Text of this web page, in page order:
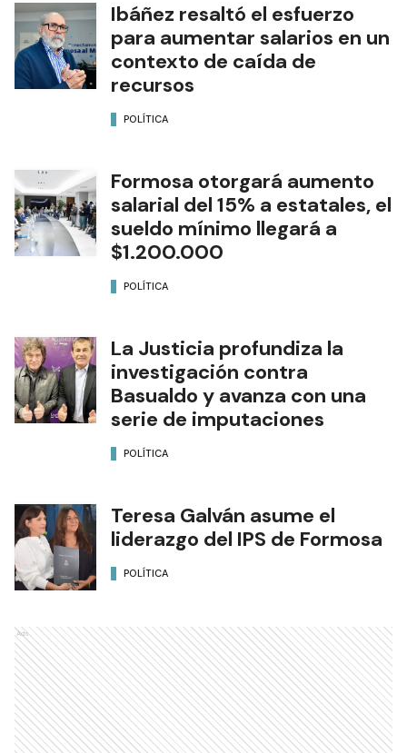
Ibáñez resaltó el esfuerzo
para aumentar salarios en un
contexto de caída de
recursos
POLÍTICA
Formosa otorgará aumento
salarial del 15% a estatales, el
sueldo mínimo llegará a
$1.200.000
POLÍTICA
La Justicia profundiza la
investigación contra
Basualdo y avanza con una
serie de imputaciones
POLÍTICA
Teresa Galván asume el
liderazgo del IPS de Formosa
POLÍTICA
Ads